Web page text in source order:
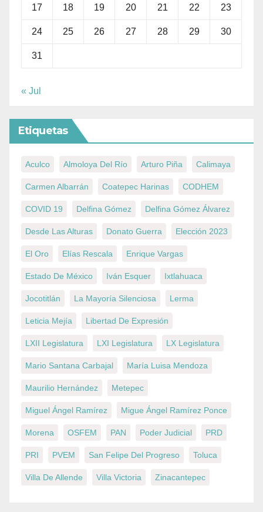
17 18 19 20 21 22 23
24 25 26 27 28 29 30
31
« Jul
Etiquetas
Aculco Almoloya Del Río Arturo Piña Calimaya
Carmen Albarrán Coatepec Harinas CODHEM
COVID 19 Delfina Gómez Delfina Gómez Álvarez
Desde Las Alturas Donato Guerra Elección 2023
El Oro Elías Rescala Enrique Vargas
Estado De México Iván Esquer Ixtlahuaca
Jocotitlán La Mayoría Silenciosa Lerma
Leticia Mejía Libertad De Expresión
LXII Legislatura LXI Legislatura LX Legislatura
Mario Santana Carbajal María Luisa Mendoza
Maurilio Hernández Metepec
Miguel Ángel Ramírez Migue Ángel Ramírez Ponce
Morena OSFEM PAN Poder Judicial PRD
PRI PVEM San Felipe Del Progreso Toluca
Villa De Allende Villa Victoria Zinacantepec